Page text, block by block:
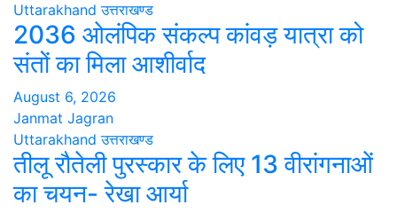
Uttarakhand उत्तराखण्ड
2036 ओलंपिक संकल्प कांवड़ यात्रा को
संतों का मिला आशीर्वाद
August 6, 2026
Janmat Jagran
Uttarakhand उत्तराखण्ड
तीलू रौतेली पुरस्कार के लिए 13 वीरांगनाओं
का चयन- रेखा आर्या